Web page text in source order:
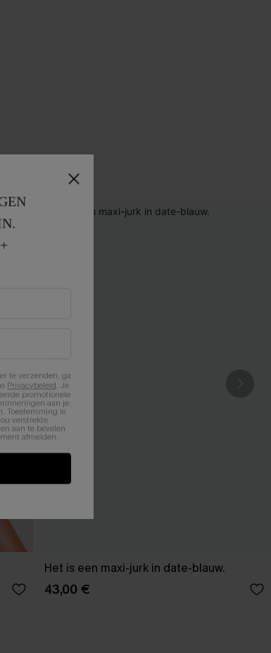
Het is een maxi-jurk in date-blauw.
43,00 €
te verzenden, ga
Privacybeleid. Je
promotionele
aan je
Toestemming is
verstrekte
aan te bevelen
afmelden.